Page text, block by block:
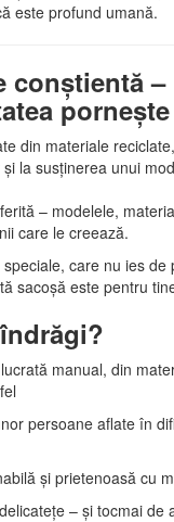
este profund umană.
conștientă –
din materiale
la susținerea unui
– modelele,
care le creează.
care nu ies de
sacoșă este pentru
manual, din
persoane aflate în
și prietenoasă cu
– și tocmai de